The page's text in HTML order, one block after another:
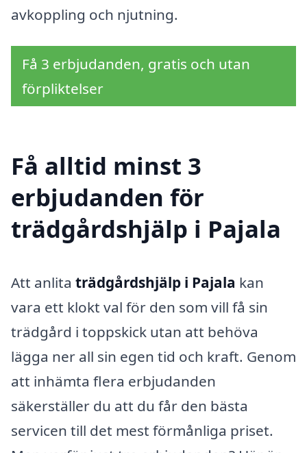
avkoppling och njutning.
Få 3 erbjudanden, gratis och utan
förpliktelser
Få alltid minst 3
erbjudanden för
trädgårdshjälp i Pajala
Att anlita trädgårdshjälp i Pajala kan
vara ett klokt val för den som vill få sin
trädgård i toppskick utan att behöva
lägga ner all sin egen tid och kraft. Genom
att inhämta flera erbjudanden
säkerställer du att du får den bästa
servicen till det mest förmånliga priset.